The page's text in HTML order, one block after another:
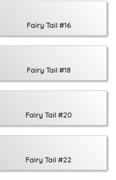
Fairy Tail #16
Fairy Tail #18
Fairy Tail #20
Fairy Tail #22